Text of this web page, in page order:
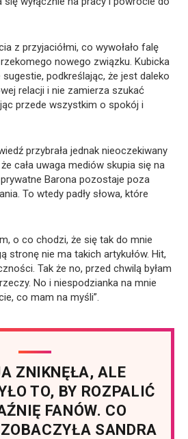
z przyjaciółmi, co wywołało falę
nowego związku. Kubicka
sugestie, podkreślając, że jest daleko
relacji i nie zamierza szukać
przede wszystkim o spokój i
przybrała jednak nieoczekiwany
cała uwaga mediów skupia się na
Barona pozostaje poza
To wtedy padły słowa, które
o co chodzi, że się tak do mnie
stronę nie ma takich artykułów. Hit,
Tak że no, przed chwilą byłam
No i niespodzianka na mnie
co mam na myśli”.
ZNIKNĘŁA, ALE
TO, BY ROZPALIĆ
FANÓW. CO
SANDRA